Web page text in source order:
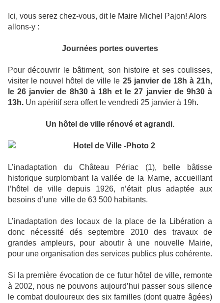
Ici, vous serez chez-vous, dit le Maire Michel Pajon! Alors
allons-y :
Journées portes ouvertes
Pour découvrir le bâtiment, son histoire et ses coulisses,
visiter le nouvel hôtel de ville le 25 janvier de 18h à 21h,
le 26 janvier de 8h30 à 18h et le 27 janvier de 9h30 à
13h. Un apéritif sera offert le vendredi 25 janvier à 19h.
Un hôtel de ville rénové et agrandi.
L’inadaptation du Château Périac (1), belle bâtisse
historique surplombant la vallée de la Marne, accueillant
l’hôtel de ville depuis 1926, n’était plus adaptée aux
besoins d’une ville de 63 500 habitants.
L’inadaptation des locaux de la place de la Libération a
donc nécessité dés septembre 2010 des travaux de
grandes ampleurs, pour aboutir à une nouvelle Mairie,
pour une organisation des services publics plus cohérente.
Si la première évocation de ce futur hôtel de ville, remonte
à 2002, nous ne pouvons aujourd’hui passer sous silence
le combat douloureux des six familles (dont quatre âgées)